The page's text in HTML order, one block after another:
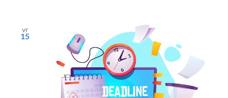
vr
15